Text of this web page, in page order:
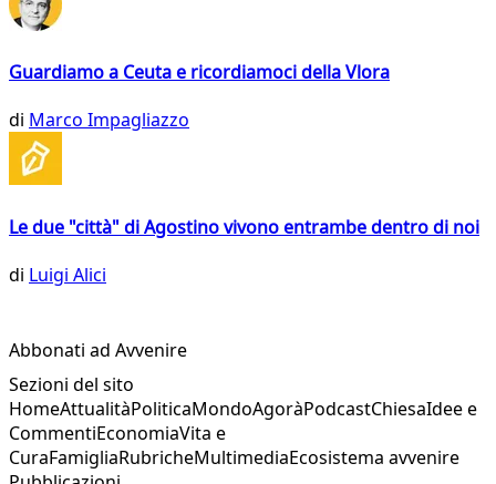
Guardiamo a Ceuta e ricordiamoci della Vlora
di Marco Impagliazzo
Le due "città" di Agostino vivono entrambe dentro di noi
di Luigi Alici
Abbonati ad Avvenire
Sezioni del sito
HomeAttualitàPoliticaMondoAgoràPodcastChiesaIdee e
CommentiEconomiaVita e
CuraFamigliaRubricheMultimediaEcosistema avvenire